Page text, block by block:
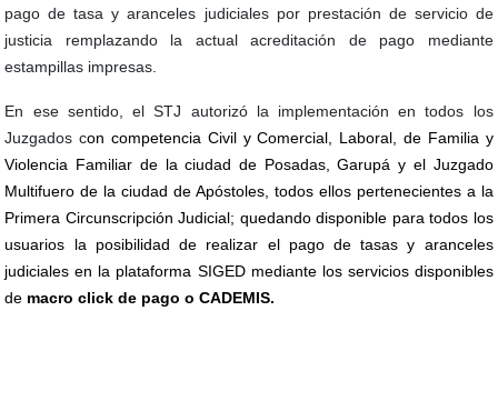
pago de tasa y aranceles judiciales por prestación de servicio de
justicia remplazando la actual acreditación de pago mediante
estampillas impresas.
En ese sentido, el STJ autorizó la implementación en todos los
Juzgados con competencia Civil y Comercial, Laboral, de Familia y
Violencia Familiar de la ciudad de Posadas, Garupá y el Juzgado
Multifuero de la ciudad de Apóstoles, todos ellos pertenecientes a la
Primera Circunscripción Judicial; quedando disponible para todos los
usuarios la posibilidad de realizar el pago de tasas y aranceles
judiciales en la plataforma SIGED mediante los servicios disponibles
de macro click de pago o CADEMIS.